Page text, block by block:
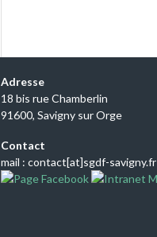
Adresse
18 bis rue Chamberlin
91600, Savigny sur Orge
Contact
mail : contact[at]sgdf-savigny.fr